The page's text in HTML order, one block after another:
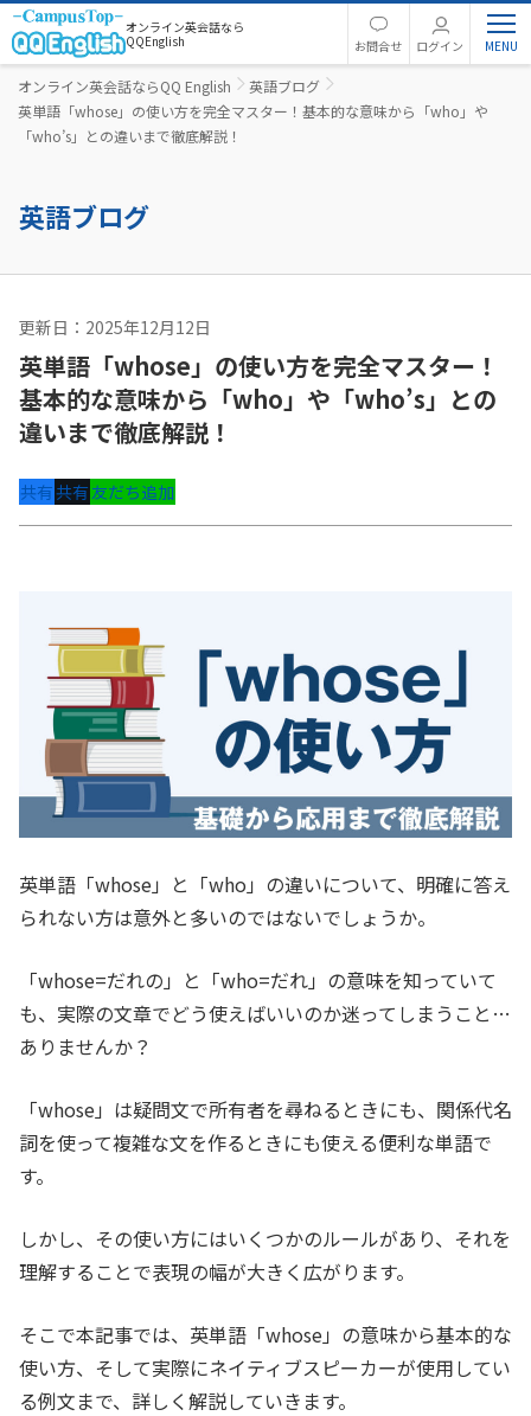
オンライン英会話なら
QQEnglish
お問合せ ログイン
オンライン英会話ならQQ English
英語ブログ
英単語「whose」の使い方を完全マスター！基本的な意味から「who」や
「who’s」との違いまで徹底解説！
英語ブログ
更新日：2025年12月12日
英単語「whose」の使い方を完全マスター！
基本的な意味から「who」や「who’s」との
違いまで徹底解説！
共有共有友だち追加
英単語「whose」と「who」の違いについて、明確に答え
られない方は意外と多いのではないでしょうか。
「whose=だれの」と「who=だれ」の意味を知っていて
も、実際の文章でどう使えばいいのか迷ってしまうこと…
ありませんか？
「whose」は疑問文で所有者を尋ねるときにも、関係代名
詞を使って複雑な文を作るときにも使える便利な単語で
す。
しかし、その使い方にはいくつかのルールがあり、それを
理解することで表現の幅が大きく広がります。
そこで本記事では、英単語「whose」の意味から基本的な
使い方、そして実際にネイティブスピーカーが使用してい
る例文まで、詳しく解説していきます。